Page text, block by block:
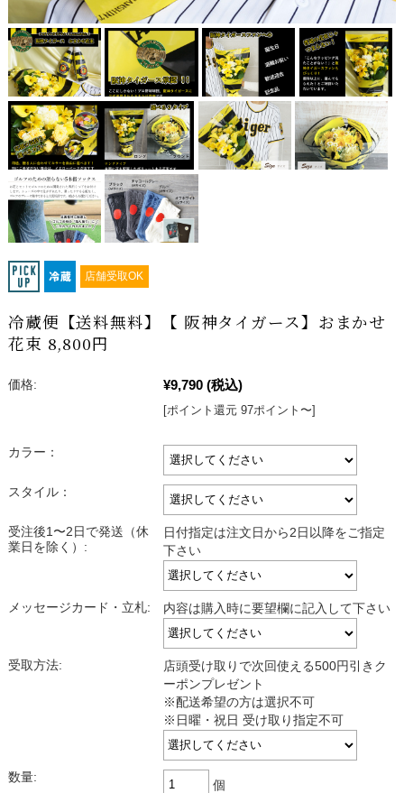
店舗受取OK
冷蔵便【送料無料】【 阪神タイガース】おまかせ
花束 8,800円
価格: ¥9,790 (税込)
[ポイント還元 97ポイント〜]
カラー：
スタイル：
受注後1〜2日で発送（休
業日を除く）:
日付指定は注文日から2日以降をご指定
下さい
メッセージカード・立札: 内容は購入時に要望欄に記入して下さい
受取方法:
店頭受け取りで次回使える500円引きク
ーポンプレゼント
※配送希望の方は選択不可
※日曜・祝日 受け取り指定不可
数量:
個